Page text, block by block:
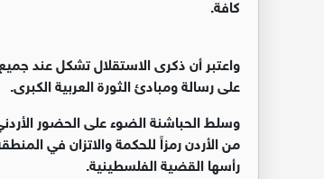
واعتبر أن ذكرى الاستقلال تشكل عند
على رسالة ومبادئ الثورة العربية الكبرى.
وسلط الحباشنة الضوء على الحضور
من الأردن رمزاً للحكمة والاتزان في
رأسها القضية الفلسطينية.